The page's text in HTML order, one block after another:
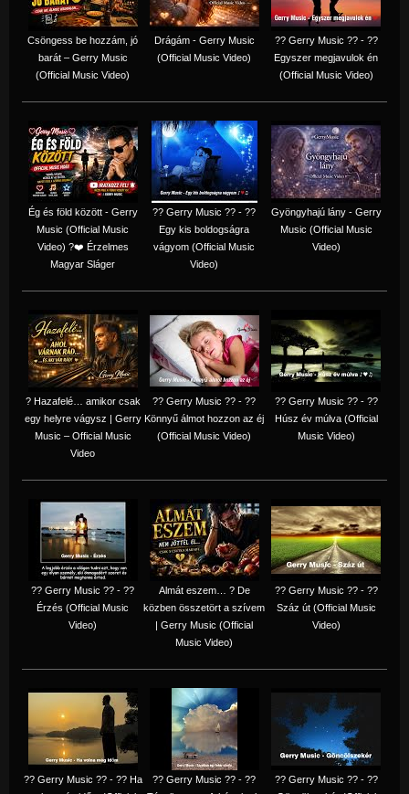
Csöngess be hozzám, jó
barát – Gerry Music
(Official Music Video)
Drágám - Gerry Music
(Official Music Video)
?? Gerry Music ?? - ??
Egyszer megjavulok én
(Official Music Video)
Ég és föld között - Gerry
Music (Official Music
Video) ?❤️ Érzelmes
Magyar Sláger
?? Gerry Music ?? - ??
Egy kis boldogságra
vágyom (Official Music
Video)
Gyöngyhajú lány - Gerry
Music (Official Music
Video)
? Hazafelé… amikor csak
egy helyre vágysz | Gerry
Music – Official Music
Video
?? Gerry Music ?? - ??
Könnyű álmot hozzon az éj
(Official Music Video)
?? Gerry Music ?? - ??
Húsz év múlva (Official
Music Video)
?? Gerry Music ?? - ??
Érzés (Official Music
Video)
Almát eszem… ? De
közben összetört a szívem
| Gerry Music (Official
Music Video)
?? Gerry Music ?? - ??
Száz út (Official Music
Video)
?? Gerry Music ?? - ?? Ha
?? Gerry Music ?? - ??
?? Gerry Music ?? - ??